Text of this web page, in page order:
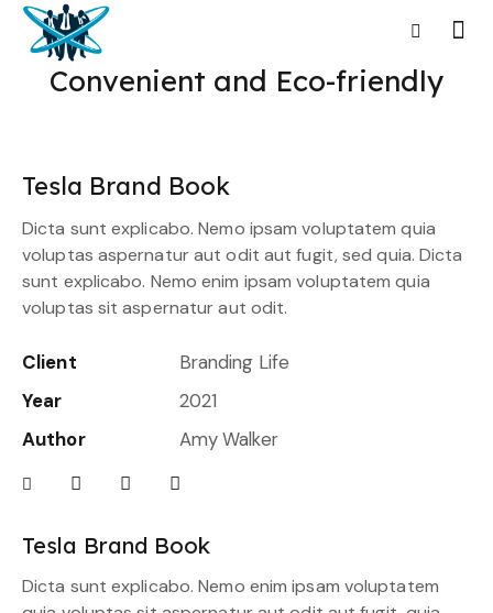
Convenient and Eco-friendly
Tesla Brand Book
Dicta sunt explicabo. Nemo enim ipsam voluptatem
Tesla Brand Book
Dicta sunt explicabo. Nemo ipsam voluptatem quia
voluptas aspernatur aut odit aut fugit, sed quia. Dicta
sunt explicabo. Nemo enim ipsam voluptatem quia
voluptas sit aspernatur aut odit.
Client
Branding Life
Year
2021
Author
Amy Walker